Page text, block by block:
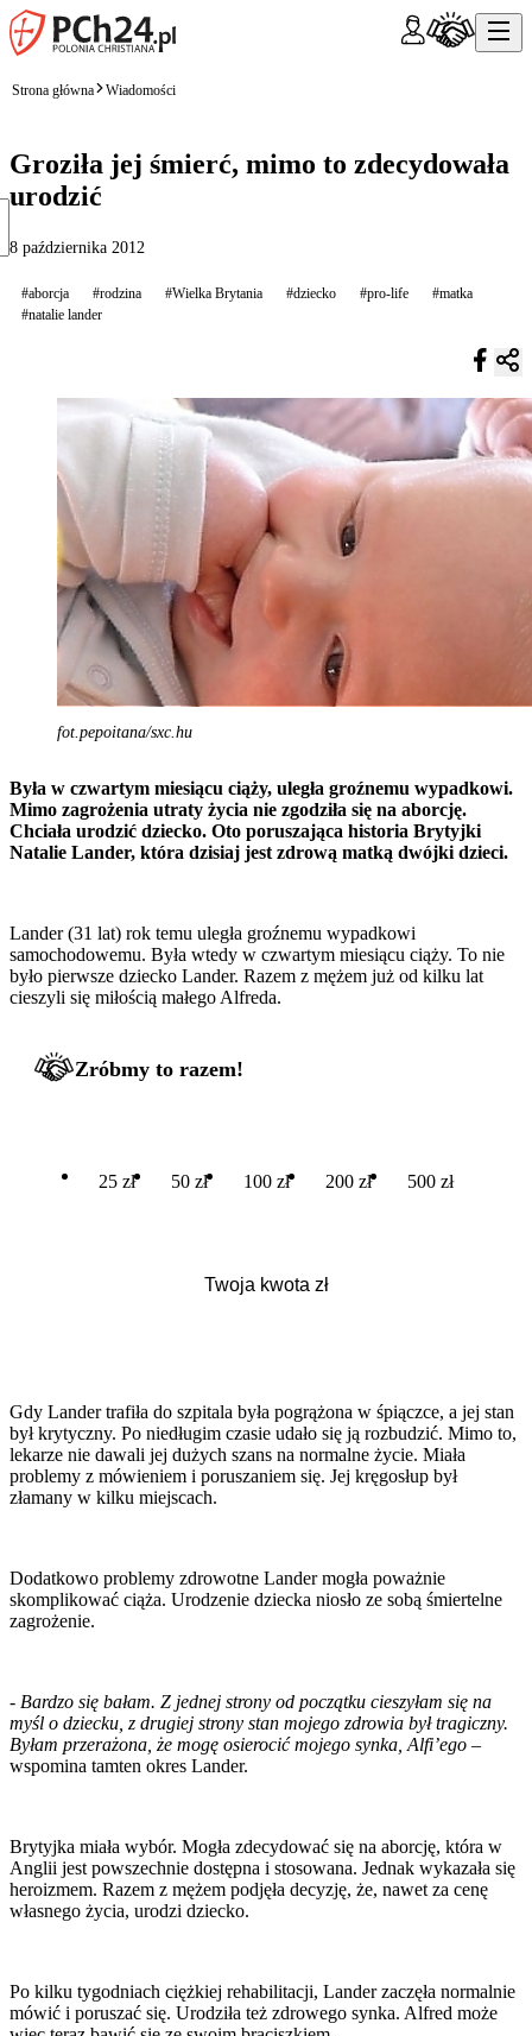
Strona główna Wiadomości
Groziła jej śmierć, mimo to zdecydowała
urodzić
8 października 2012
#aborcja #rodzina #Wielka Brytania #dziecko #pro-life
#matka
#natalie lander
fot.pepoitana/sxc.hu
Była w czwartym miesiącu ciąży, uległa groźnemu wypadkowi.
Mimo zagrożenia utraty życia nie zgodziła się na aborcję.
Chciała urodzić dziecko. Oto poruszająca historia Brytyjki
Natalie Lander, która dzisiaj jest zdrową matką dwójki dzieci.
Lander (31 lat) rok temu uległa groźnemu wypadkowi
samochodowemu. Była wtedy w czwartym miesiącu ciąży. To nie
było pierwsze dziecko Lander. Razem z mężem już od kilku lat
cieszyli się miłością małego Alfreda.
Zróbmy to razem!
25 zł 50 zł 100 zł 200 zł 500 zł
Gdy Lander trafiła do szpitala była pogrążona w śpiączce, a jej stan
był krytyczny. Po niedługim czasie udało się ją rozbudzić. Mimo to,
lekarze nie dawali jej dużych szans na normalne życie. Miała
problemy z mówieniem i poruszaniem się. Jej kręgosłup był
złamany w kilku miejscach.
Dodatkowo problemy zdrowotne Lander mogła poważnie
skomplikować ciąża. Urodzenie dziecka niosło ze sobą śmiertelne
zagrożenie.
- Bardzo się bałam. Z jednej strony od początku cieszyłam się na
myśl o dziecku, z drugiej strony stan mojego zdrowia był tragiczny.
Byłam przerażona, że mogę osierocić mojego synka, Alfi’ego –
wspomina tamten okres Lander.
Brytyjka miała wybór. Mogła zdecydować się na aborcję, która w
Anglii jest powszechnie dostępna i stosowana. Jednak wykazała się
heroizmem. Razem z mężem podjęła decyzję, że, nawet za cenę
własnego życia, urodzi dziecko.
Po kilku tygodniach ciężkiej rehabilitacji, Lander zaczęła normalnie
mówić i poruszać się. Urodziła też zdrowego synka. Alfred może